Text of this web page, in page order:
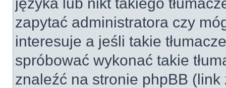
zapytać administratora czy
interesuje a jeśli takie
spróbować wykonać takie
znaleźć na stronie phpBB